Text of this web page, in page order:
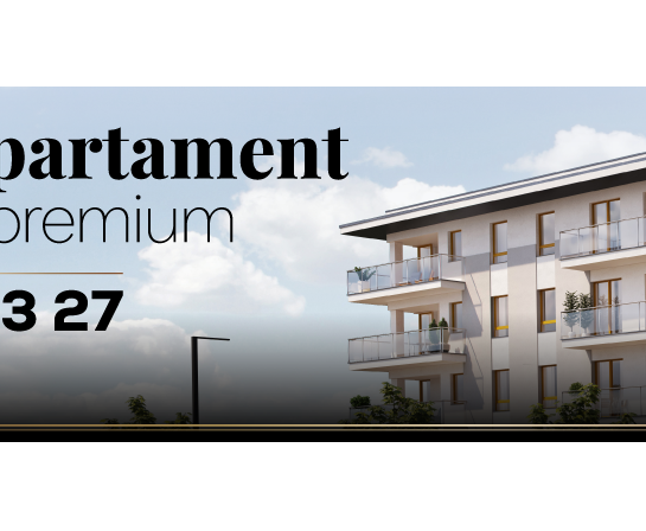
60.16 Roto ładowarki teleskopowe
60.16 Roto ładowarki teleskopowe Marka: Dieci / Włochy Rok
Mail:sw@dmtech.info.pl
2026-